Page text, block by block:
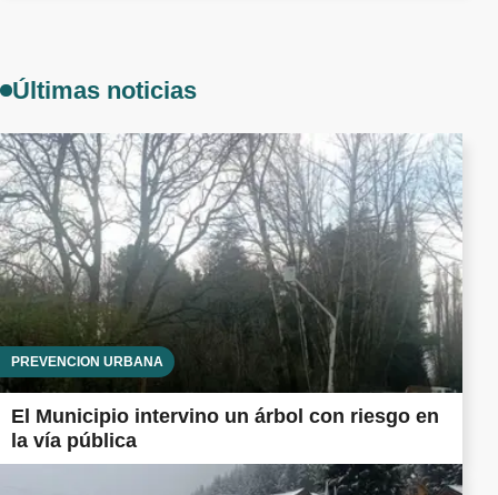
Últimas noticias
PREVENCIÓN URBANA
El Municipio intervino un árbol con riesgo en
la vía pública